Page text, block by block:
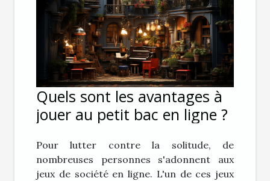
Quels sont les avantages à
jouer au petit bac en ligne ?
Pour lutter contre la solitude, de
nombreuses personnes s'adonnent aux
jeux de société en ligne. L'un de ces jeux